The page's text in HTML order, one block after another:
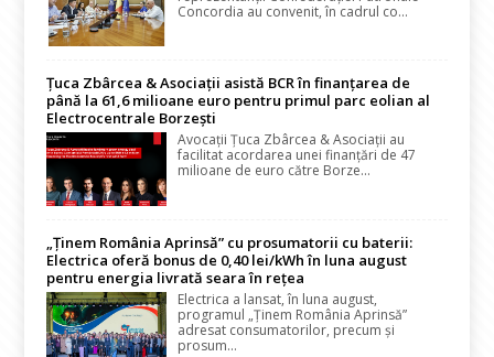
Concordia au convenit, în cadrul co...
Țuca Zbârcea & Asociații asistă BCR în finanțarea de
până la 61,6 milioane euro pentru primul parc eolian al
Electrocentrale Borzești
Avocații Țuca Zbârcea & Asociații au
facilitat acordarea unei finanțări de 47
milioane de euro către Borze...
„Ținem România Aprinsă” cu prosumatorii cu baterii:
Electrica oferă bonus de 0,40 lei/kWh în luna august
pentru energia livrată seara în rețea
Electrica a lansat, în luna august,
programul „Ținem România Aprinsă”
adresat consumatorilor, precum și
prosum...